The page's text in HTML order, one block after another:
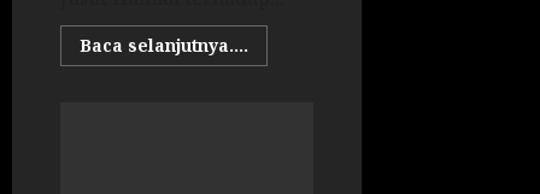
Baca selanjutnya....